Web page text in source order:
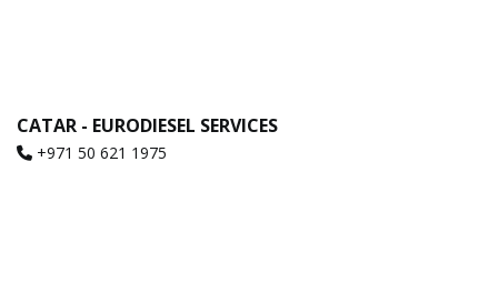
CATAR - EURODIESEL SERVICES
+971 50 621 1975